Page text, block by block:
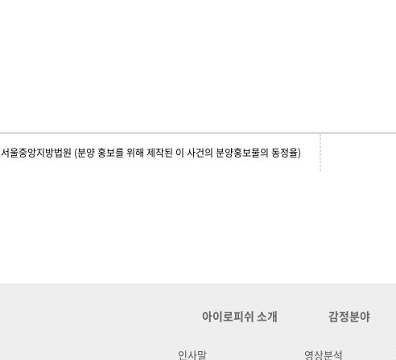
서울중앙지방법원 (분양 홍보를 위해 제작된 이 사건의 분양홍보물의 동정율)
아이로피쉬 소개
인사말
감정분야
영상분석